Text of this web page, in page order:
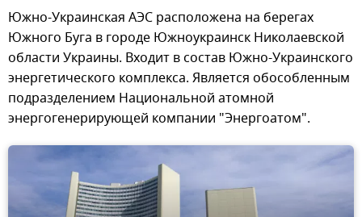
Южно-Украинская АЭС расположена на берегах
Южного Буга в городе Южноукраинск Николаевской
области Украины. Входит в состав Южно-Украинского
энергетического комплекса. Является обособленным
подразделением Национальной атомной
энергогенерирующей компании "Энергоатом".